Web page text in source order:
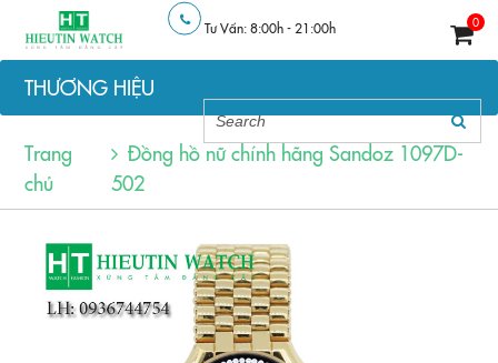
Tư Vấn: 8:00h - 21:00h 0
THƯƠNG HIỆU
Trang
chủ
Đồng hồ nữ chính hãng Sandoz 1097D-
502